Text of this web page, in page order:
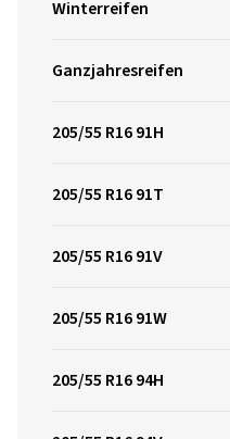
Winterreifen
Ganzjahresreifen
205/55 R16 91H
205/55 R16 91T
205/55 R16 91V
205/55 R16 91W
205/55 R16 94H